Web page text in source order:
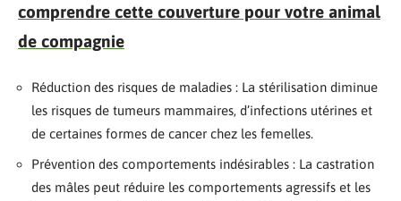
comprendre cette couverture pour votre animal
de compagnie
Réduction des risques de maladies : La stérilisation diminue
les risques de tumeurs mammaires, d’infections utérines et
de certaines formes de cancer chez les femelles.
Prévention des comportements indésirables : La castration
des mâles peut réduire les comportements agressifs et les